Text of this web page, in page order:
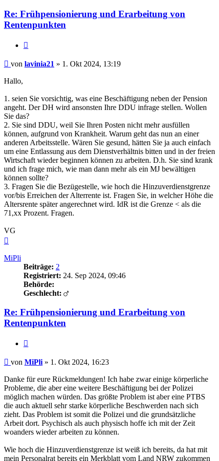
Re: Frühpensionierung und Erarbeitung von
Rentenpunkten
Beitrag
von lavinia21 » 1. Okt 2024, 13:19
Hallo,
1. seien Sie vorsichtig, was eine Beschäftigung neben der Pension
angeht. Der DH wird ansonsten Ihre DDU infrage stellen. Wollen
Sie das?
2. Sie sind DDU, weil Sie Ihren Posten nicht mehr ausfüllen
können, aufgrund von Krankheit. Warum geht das nun an einer
anderen Arbeitsstelle. Wären Sie gesund, hätten Sie ja auch einfach
um eine Entlassung aus dem Dienstverhältnis bitten und in der freien
Wirtschaft wieder beginnen können zu arbeiten. D.h. Sie sind krank
und ich frage mich, wie man dann mehr als ein MJ bewältigen
können sollte?
3. Fragen Sie die Bezügestelle, wie hoch die Hinzuverdienstgrenze
vor/bis Erreichen der Alterrente ist. Fragen Sie, in welcher Höhe die
Altersrente später angerechnet wird. IdR ist die Grenze < als die
71,xx Prozent. Fragen.
VG
MiPli
Beiträge: 2
Registriert: 24. Sep 2024, 09:46
Behörde:
Geschlecht:
Re: Frühpensionierung und Erarbeitung von
Rentenpunkten
Beitrag
von MiPli » 1. Okt 2024, 16:23
Danke für eure Rückmeldungen! Ich habe zwar einige körperliche
Probleme, die aber eine weitere Beschäftigung bei der Polizei
möglich machen würden. Das größte Problem ist aber eine PTBS
die auch aktuell sehr starke körperliche Beschwerden nach sich
zieht. Das Problem ist somit die Polizei und die grundsätzliche
Arbeit dort. Psychisch als auch physisch hoffe ich mit der Zeit
woanders wieder arbeiten zu können.
Wie hoch die Hinzuverdienstgrenze ist weiß ich bereits, da hat mit
mein Personalrat bereits ein Merkblatt vom Land NRW zukommen